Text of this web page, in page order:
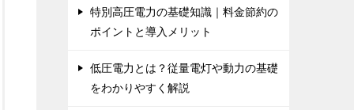
特別高圧電力の基礎知識｜料金節約の
ポイントと導入メリット
低圧電力とは？従量電灯や動力の基礎
をわかりやすく解説